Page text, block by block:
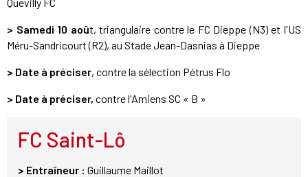
> Samedi 10 août, triangulaire contre le FC Dieppe (N3) et l'US
Méru-Sandricourt (R2), au Stade Jean-Dasnias à Dieppe
> Date à préciser, contre la sélection Pétrus Flo
> Date à préciser, contre l'Amiens SC « B »
FC Saint-Lô
> Entraîneur : Guillaume Maillot